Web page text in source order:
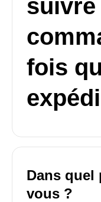
suivre
fois
Dans quel
vous ?